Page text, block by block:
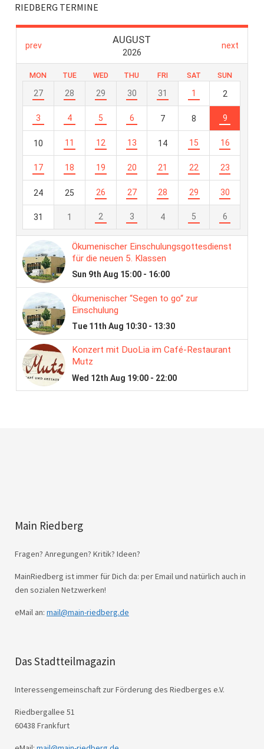
RIEDBERG TERMINE
Main Riedberg
Fragen? Anregungen? Kritik? Ideen?
MainRiedberg ist immer für Dich da: per Email und natürlich auch in
den sozialen Netzwerken!
eMail an: mail@main-riedberg.de
Das Stadtteilmagazin
Interessengemeinschaft zur Förderung des Riedberges e.V.
Riedbergallee 51
60438 Frankfurt